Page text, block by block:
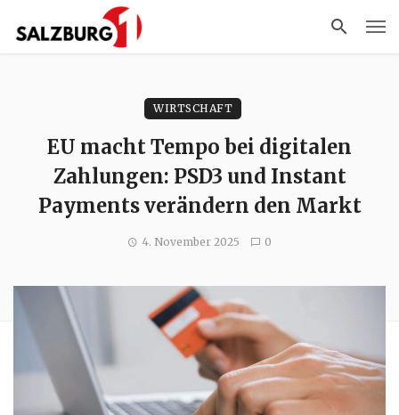
WIRTSCHAFT
EU macht Tempo bei digitalen
Zahlungen: PSD3 und Instant
Payments verändern den Markt
4. November 2025 0